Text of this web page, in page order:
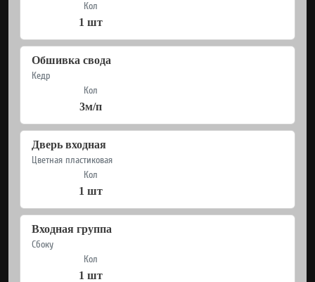
Кол
1 шт
Обшивка свода
Кедр
Кол
3м/п
Дверь входная
Цветная пластиковая
Кол
1 шт
Входная группа
Сбоку
Кол
1 шт